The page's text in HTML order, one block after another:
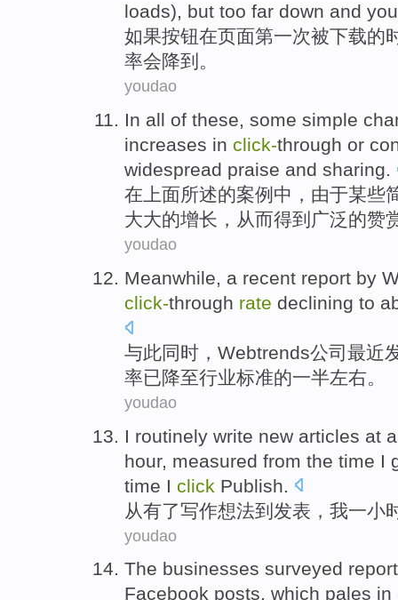
loads), but too far down and
如果按钮在页面第一次被下载的
率会降到 。
youdao
In all of these, some simple
increases in click-through or
widespread praise and sharing.
在 上面所述的案例中，由于某些
大大的增长 ， 从而得到 广泛的赞
youdao
Meanwhile, a recent report by
click-through rate declining to
与此同时 ， Webtrends公司最近
率已降至行业标准的一半左右。
youdao
I routinely write new articles at a
hour, measured from the time I
time I click Publish
从有了写作想法到 发表 ， 我一小
youdao
The businesses surveyed
Facebook posts, which pales in